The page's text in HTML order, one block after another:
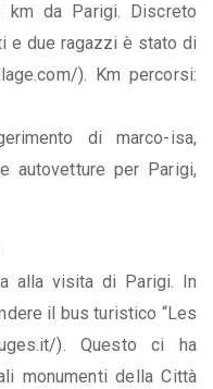
da Parigi. Discreto
e due ragazzi è stato di
). Km percorsi:
di marco-isa,
autovetture per Parigi,
alla visita di Parigi. In
il bus turistico “Les
). Questo ci ha
monumenti della Città